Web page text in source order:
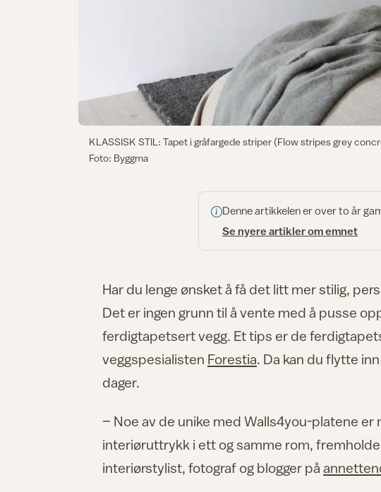
KLASSISK STIL: Tapet i gråfargede striper (Flow stripes grey
Foto: Byggma
Denne artikkelen er over to år
Se nyere artikler om emnet
Har du lenge ønsket å få det litt mer stilig,
Det er ingen grunn til å vente med å pusse
ferdigtapetsert vegg. Et tips er de
veggspesialisten Forestia. Da kan du flytte
dager.
– Noe av de unike med Walls4you-platene er
interiøruttrykk i ett og samme rom,
interiørstylist, fotograf og blogger på